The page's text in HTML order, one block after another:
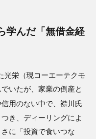
学んだ「無借金経
光栄（現コーエーテクモ
いたが、家業の倒産と
信用のない中で、襟川氏
き、ディーリングによ
に「投資で食いつな